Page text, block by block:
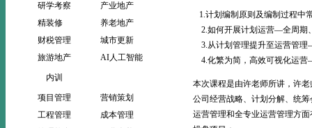
研学考察
产业地产
精装修
养老地产
财税管理
城市更新
旅游地产
AI人工智能
内训
项目管理
营销策划
工程管理
成本管理
1.计划编制原则及编制过程中
2.如何开展计划运营—全周期
3.从计划管理提升至运营管理
4.化繁为简，高效可视化运营
本次课程是由许老师所讲，许
公司经营战略、计划分解、统
运营管理和全专业运营管理方